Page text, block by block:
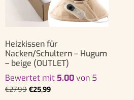
Heizkissen für
Nacken/Schultern – Hugum
– beige (OUTLET)
Bewertet mit 5.00von 5
€27,99 €25,99